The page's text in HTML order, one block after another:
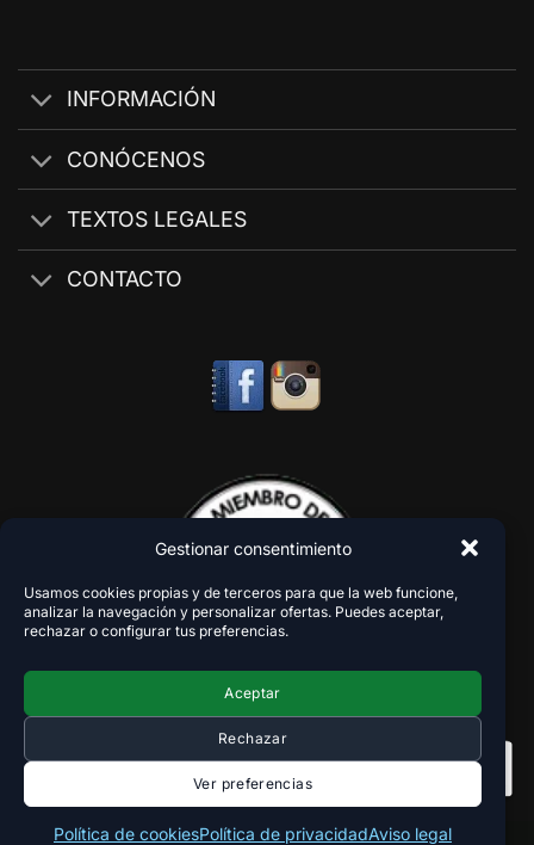
Gestionar consentimiento
Usamos cookies propias y de terceros para que la web funcione,
analizar la navegación y personalizar ofertas. Puedes aceptar,
rechazar o configurar tus preferencias.
Aceptar
Rechazar
Ver preferencias
Política de cookiesPolítica de privacidadAviso legal
INFORMACIÓN
CONÓCENOS
TEXTOS LEGALES
CONTACTO